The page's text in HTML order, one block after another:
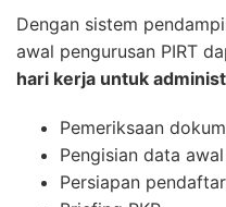
Dengan sistem
awal pengurusan PIRT
hari kerja untuk
Pemeriksaan
Pengisian data awal
Persiapan